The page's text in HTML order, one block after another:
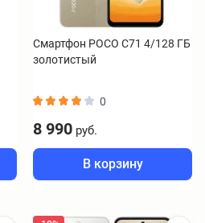
Смартфон POCO C71 4/128 ГБ
золотистый
0
8 990 руб.
В корзину